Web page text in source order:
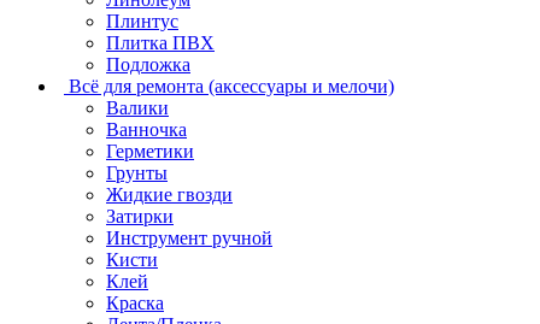
Плинтус
Плитка ПВХ
Подложка
Всё для ремонта (аксессуары и мелочи)
Валики
Ванночка
Герметики
Грунты
Жидкие гвозди
Затирки
Инструмент ручной
Кисти
Клей
Краска